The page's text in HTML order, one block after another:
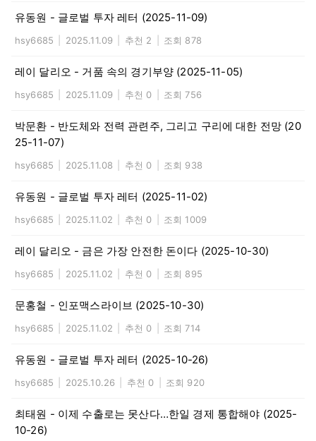
유동원 - 글로벌 투자 레터 (2025-11-09)
hsy6685 2025.11.09 추천 2 조회 878
레이 달리오 - 거품 속의 경기부양 (2025-11-05)
hsy6685 2025.11.09 추천 0 조회 756
박문환 - 반도체와 전력 관련주, 그리고 구리에 대한 전망 (20
25-11-07)
hsy6685 2025.11.08 추천 0 조회 938
유동원 - 글로벌 투자 레터 (2025-11-02)
hsy6685 2025.11.02 추천 0 조회 1009
레이 달리오 - 금은 가장 안전한 돈이다 (2025-10-30)
hsy6685 2025.11.02 추천 0 조회 895
문홍철 - 인포맥스라이브 (2025-10-30)
hsy6685 2025.11.02 추천 0 조회 714
유동원 - 글로벌 투자 레터 (2025-10-26)
hsy6685 2025.10.26 추천 0 조회 920
최태원 - 이제 수출로는 못산다…한일 경제 통합해야 (2025-
10-26)